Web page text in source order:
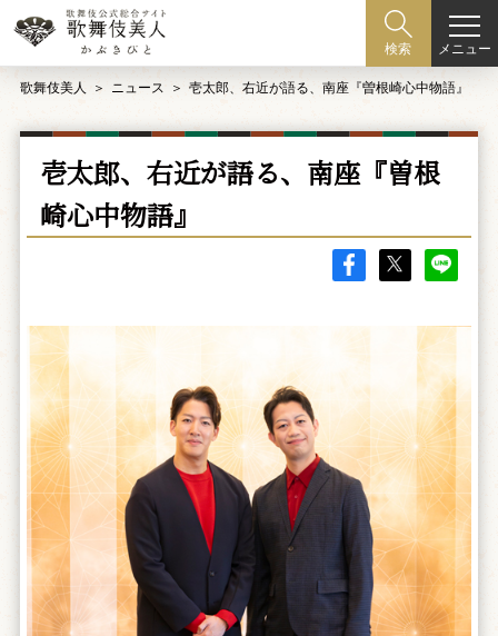
検索 メニュー
歌舞伎美人 ニュース 壱太郎、右近が語る、南座『曽根崎心中物語』
壱太郎、右近が語る、南座『曽根
崎心中物語』